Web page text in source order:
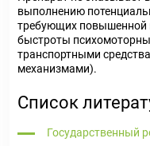
выполнению
требующих повышенной
быстроты
транспортными
механизмами).
Список
Государственный